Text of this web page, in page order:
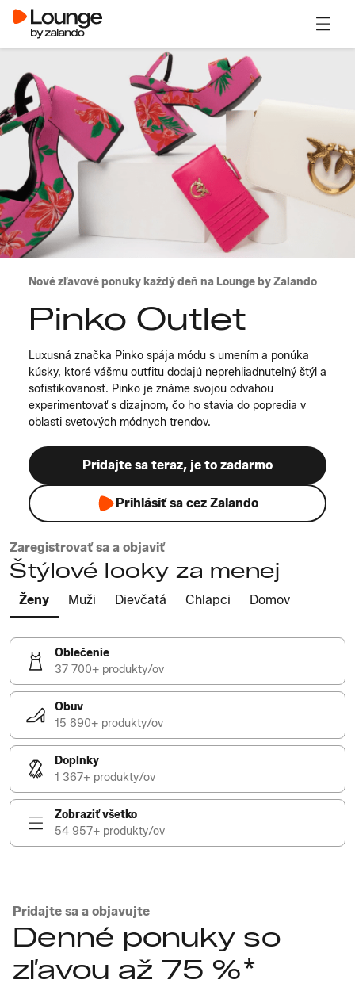
Nové zľavové ponuky každý deň na Lounge by Zalando
Pinko Outlet
Luxusná značka Pinko spája módu s umením a ponúka
kúsky, ktoré vášmu outfitu dodajú neprehliadnuteľný štýl a
sofistikovanosť. Pinko je známe svojou odvahou
experimentovať s dizajnom, čo ho stavia do popredia v
oblasti svetových módnych trendov.
Pridajte sa teraz, je to zadarmo
Prihlásiť sa cez Zalando
Zaregistrovať sa a objaviť
Štýlové looky za menej
Ženy Muži Dievčatá Chlapci Domov
Oblečenie
37 700+ produkty/ov
Obuv
15 890+ produkty/ov
Doplnky
1 367+ produkty/ov
Zobraziť všetko
54 957+ produkty/ov
Pridajte sa a objavujte
Denné ponuky so
zľavou až 75 %*